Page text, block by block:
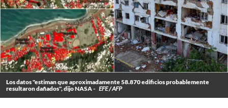
Los datos "estiman que aproximadamente 58.870 edificios probablemente
resultaron dañados", dijo NASA - EFE / AFP